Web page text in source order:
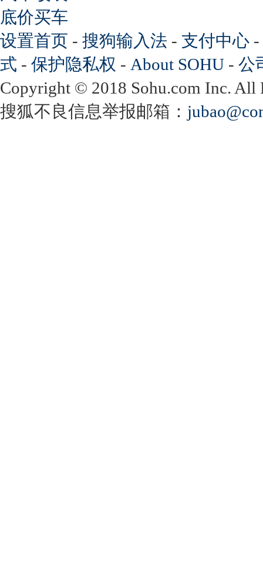
底价买车
设置首页 - 搜狗输入法 - 支付中心 -
式 - 保护隐私权 - About SOHU - 公
Copyright © 2018 Sohu.com Inc.
搜狐不良信息举报邮箱：